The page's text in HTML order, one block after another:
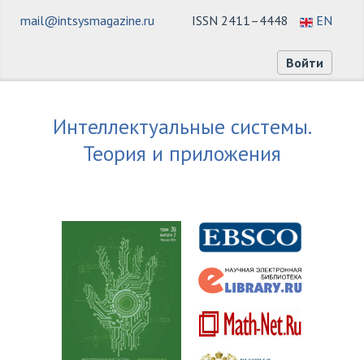
ISSN 2411–4448 EN
mail@intsysmagazine.ru
Войти
Интеллектуальные системы.
Теория и приложения